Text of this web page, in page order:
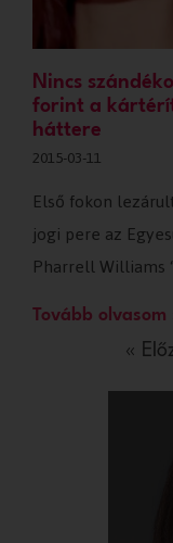
Nincs
forint a
háttere
2015-03-11
Első fokon
jogi pere az
Pharrell Williams
Tovább olvasom
«